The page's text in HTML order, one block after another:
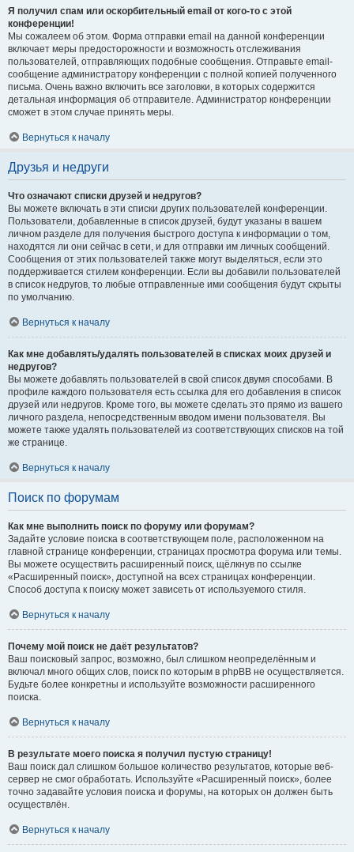
Я получил спам или оскорбительный email от кого-то с этой
конференции!
Мы сожалеем об этом. Форма отправки email на данной конференции
включает меры предосторожности и возможность отслеживания
пользователей, отправляющих подобные сообщения. Отправьте email-
сообщение администратору конференции с полной копией полученного
письма. Очень важно включить все заголовки, в которых содержится
детальная информация об отправителе. Администратор конференции
сможет в этом случае принять меры.
Вернуться к началу
Друзья и недруги
Что означают списки друзей и недругов?
Вы можете включать в эти списки других пользователей конференции.
Пользователи, добавленные в список друзей, будут указаны в вашем
личном разделе для получения быстрого доступа к информации о том,
находятся ли они сейчас в сети, и для отправки им личных сообщений.
Сообщения от этих пользователей также могут выделяться, если это
поддерживается стилем конференции. Если вы добавили пользователей
в список недругов, то любые отправленные ими сообщения будут скрыты
по умолчанию.
Вернуться к началу
Как мне добавлять/удалять пользователей в списках моих друзей и
недругов?
Вы можете добавлять пользователей в свой список двумя способами. В
профиле каждого пользователя есть ссылка для его добавления в список
друзей или недругов. Кроме того, вы можете сделать это прямо из вашего
личного раздела, непосредственным вводом имени пользователя. Вы
можете также удалять пользователей из соответствующих списков на той
же странице.
Вернуться к началу
Поиск по форумам
Как мне выполнить поиск по форуму или форумам?
Задайте условие поиска в соответствующем поле, расположенном на
главной странице конференции, страницах просмотра форума или темы.
Вы можете осуществить расширенный поиск, щёлкнув по ссылке
«Расширенный поиск», доступной на всех страницах конференции.
Способ доступа к поиску может зависеть от используемого стиля.
Вернуться к началу
Почему мой поиск не даёт результатов?
Ваш поисковый запрос, возможно, был слишком неопределённым и
включал много общих слов, поиск по которым в phpBB не осуществляется.
Будьте более конкретны и используйте возможности расширенного
поиска.
Вернуться к началу
В результате моего поиска я получил пустую страницу!
Ваш поиск дал слишком большое количество результатов, которые веб-
сервер не смог обработать. Используйте «Расширенный поиск», более
точно задавайте условия поиска и форумы, на которых он должен быть
осуществлён.
Вернуться к началу